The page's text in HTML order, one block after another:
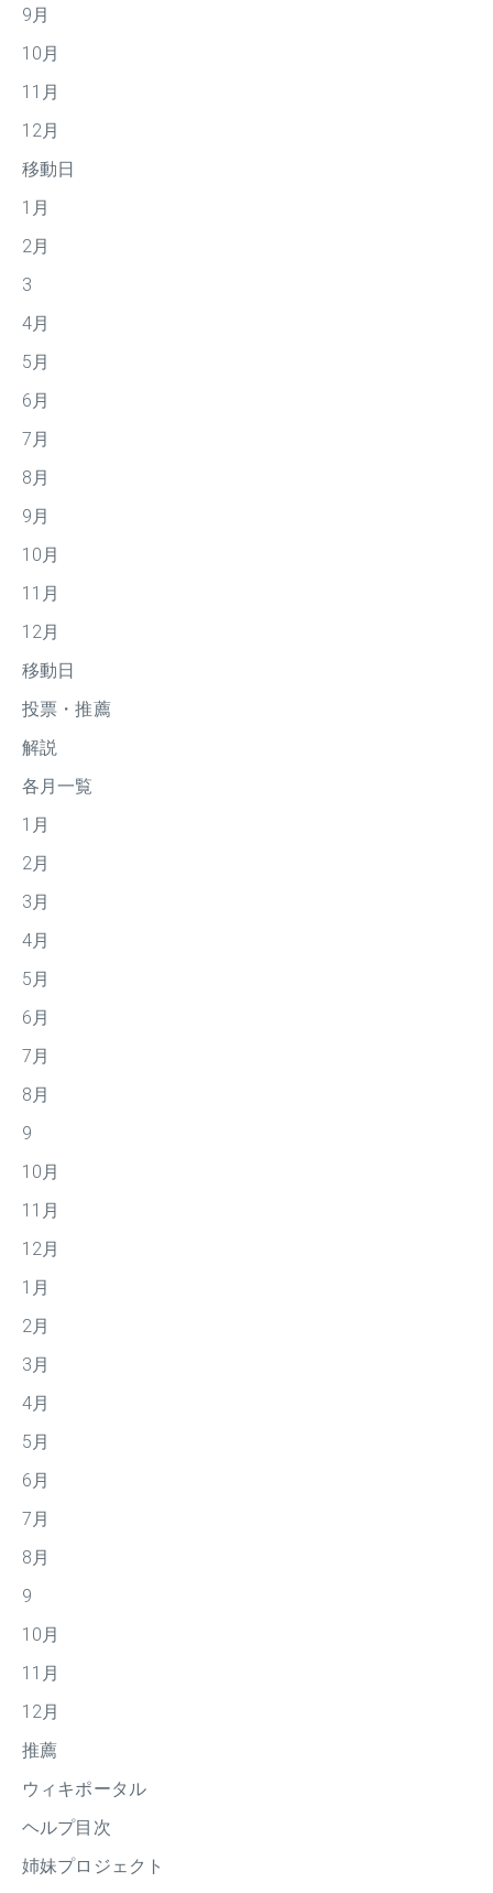
9月
10月
11月
12月
移動日
1月
2月
3
4月
5月
6月
7月
8月
9月
10月
11月
12月
移動日
投票・推薦
解説
各月一覧
1月
2月
3月
4月
5月
6月
7月
8月
9
10月
11月
12月
1月
2月
3月
4月
5月
6月
7月
8月
9
10月
11月
12月
推薦
ウィキポータル
ヘルプ目次
姉妹プロジェクト